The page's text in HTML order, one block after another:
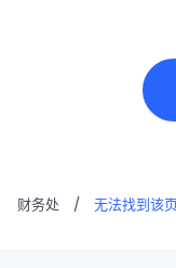
财务处 / 无法找到该